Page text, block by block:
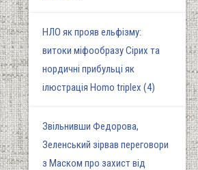
НЛО як прояв ельфізму:
витоки міфообразу Сірих та
нордичні прибульці як
ілюстрація Homo triplex (4)
Звільнивши Федорова,
Зеленський зірвав переговори
з Маском про захист від